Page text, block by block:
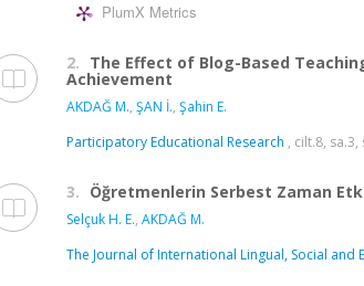
PlumX Metrics
2. The Effect of Blog-Based
Achievement
AKDAĞ M., ŞAN İ., Şahin E.
Participatory Educational Research , cilt.8,
3. Öğretmenlerin Serbest Zaman
Selçuk H. E., AKDAĞ M.
The Journal of International Lingual, Social and